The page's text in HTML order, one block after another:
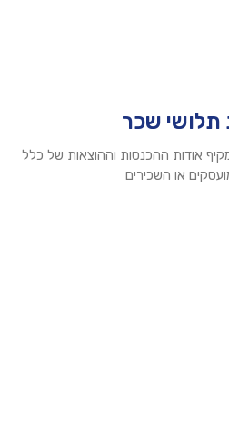
תלושי שכר
אודות ההכנסות וההוצאות של כלל
או השכירים